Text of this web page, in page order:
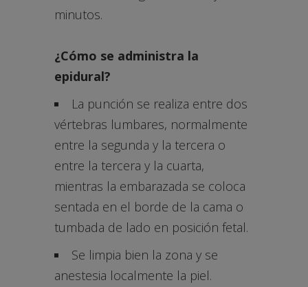
minutos.
¿Cómo se administra la
epidural?
La punción se realiza entre dos
vértebras lumbares, normalmente
entre la segunda y la tercera o
entre la tercera y la cuarta,
mientras la embarazada se coloca
sentada en el borde de la cama o
tumbada de lado en posición fetal.
Se limpia bien la zona y se
anestesia localmente la piel.